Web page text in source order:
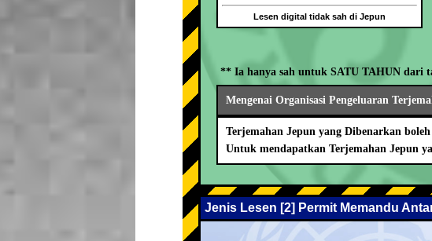
Lesen digital tidak sah di Jepun
** Ia hanya sah untuk SATU TAHUN dari
Mengenai Organisasi Pengeluaran
Terjemahan Jepun yang Dibenarkan
Untuk mendapatkan Terjemahan Jepun
Jenis Lesen [2] Permit Memandu